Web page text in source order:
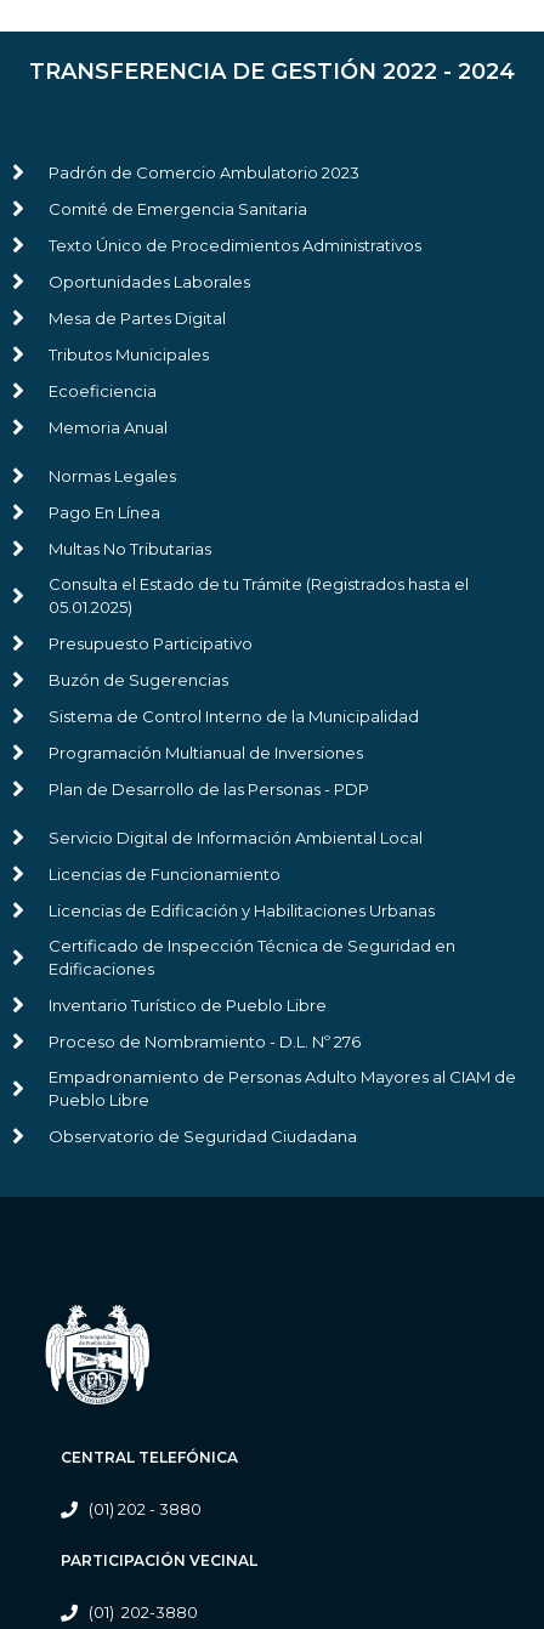
TRANSFERENCIA DE GESTIÓN 2022 - 2024
Padrón de Comercio Ambulatorio 2023
Comité de Emergencia Sanitaria
Texto Único de Procedimientos Administrativos
Oportunidades Laborales
Mesa de Partes Digital
Tributos Municipales
Ecoeficiencia
Memoria Anual
Normas Legales
Pago En Línea
Multas No Tributarias
Consulta el Estado de tu Trámite (Registrados hasta el
05.01.2025)
Presupuesto Participativo
Buzón de Sugerencias
Sistema de Control Interno de la Municipalidad
Programación Multianual de Inversiones
Plan de Desarrollo de las Personas - PDP
Servicio Digital de Información Ambiental Local
Licencias de Funcionamiento
Licencias de Edificación y Habilitaciones Urbanas
Certificado de Inspección Técnica de Seguridad en
Edificaciones
Inventario Turístico de Pueblo Libre
Proceso de Nombramiento - D.L. Nº 276
Empadronamiento de Personas Adulto Mayores al CIAM de
Pueblo Libre
Observatorio de Seguridad Ciudadana
CENTRAL TELEFÓNICA
(01) 202 - 3880
PARTICIPACIÓN VECINAL
(01) 202-3880